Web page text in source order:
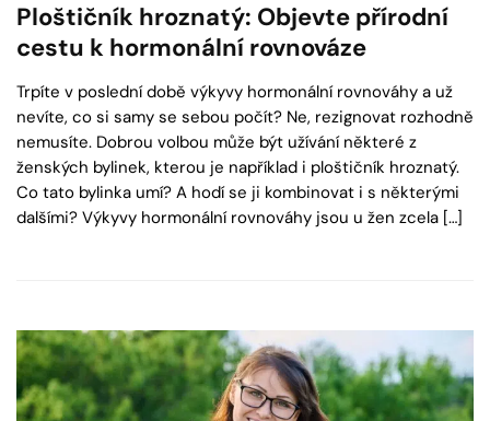
Ploštičník hroznatý: Objevte přírodní
cestu k hormonální rovnováze
Trpíte v poslední době výkyvy hormonální rovnováhy a už
nevíte, co si samy se sebou počít? Ne, rezignovat rozhodně
nemusíte. Dobrou volbou může být užívání některé z
ženských bylinek, kterou je například i ploštičník hroznatý.
Co tato bylinka umí? A hodí se ji kombinovat i s některými
dalšími? Výkyvy hormonální rovnováhy jsou u žen zcela […]